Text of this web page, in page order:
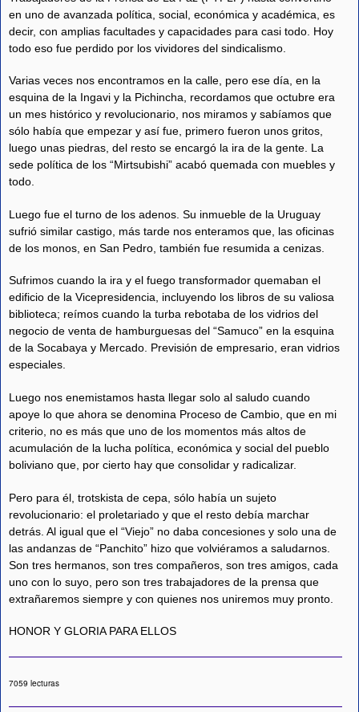
en uno de avanzada política, social, económica y académica, es
decir, con amplias facultades y capacidades para casi todo. Hoy
todo eso fue perdido por los vividores del sindicalismo.
Varias veces nos encontramos en la calle, pero ese día, en la
esquina de la Ingavi y la Pichincha, recordamos que octubre era
un mes histórico y revolucionario, nos miramos y sabíamos que
sólo había que empezar y así fue, primero fueron unos gritos,
luego unas piedras, del resto se encargó la ira de la gente. La
sede política de los “Mirtsubishi” acabó quemada con muebles y
todo.
Luego fue el turno de los adenos. Su inmueble de la Uruguay
sufrió similar castigo, más tarde nos enteramos que, las oficinas
de los monos, en San Pedro, también fue resumida a cenizas.
Sufrimos cuando la ira y el fuego transformador quemaban el
edificio de la Vicepresidencia, incluyendo los libros de su valiosa
biblioteca; reímos cuando la turba rebotaba de los vidrios del
negocio de venta de hamburguesas del “Samuco” en la esquina
de la Socabaya y Mercado. Previsión de empresario, eran vidrios
especiales.
Luego nos enemistamos hasta llegar solo al saludo cuando
apoye lo que ahora se denomina Proceso de Cambio, que en mi
criterio, no es más que uno de los momentos más altos de
acumulación de la lucha política, económica y social del pueblo
boliviano que, por cierto hay que consolidar y radicalizar.
Pero para él, trotskista de cepa, sólo había un sujeto
revolucionario: el proletariado y que el resto debía marchar
detrás. Al igual que el “Viejo” no daba concesiones y solo una de
las andanzas de “Panchito” hizo que volviéramos a saludarnos.
Son tres hermanos, son tres compañeros, son tres amigos, cada
uno con lo suyo, pero son tres trabajadores de la prensa que
extrañaremos siempre y con quienes nos uniremos muy pronto.
HONOR Y GLORIA PARA ELLOS
7059 lecturas